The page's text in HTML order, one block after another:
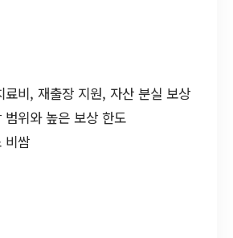
료비, 재출장 지원, 자산 분실 보상
범위와 높은 보상 한도
비쌈